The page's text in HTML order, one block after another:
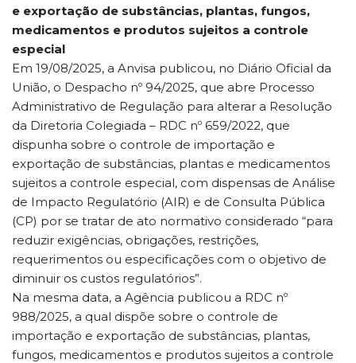
e exportação de substâncias, plantas, fungos,
medicamentos e produtos sujeitos a controle
especial
Em 19/08/2025, a Anvisa publicou, no Diário Oficial da
União, o Despacho nº 94/2025, que abre Processo
Administrativo de Regulação para alterar a Resolução
da Diretoria Colegiada – RDC nº 659/2022, que
dispunha sobre o controle de importação e
exportação de substâncias, plantas e medicamentos
sujeitos a controle especial, com dispensas de Análise
de Impacto Regulatório (AIR) e de Consulta Pública
(CP) por se tratar de ato normativo considerado “para
reduzir exigências, obrigações, restrições,
requerimentos ou especificações com o objetivo de
diminuir os custos regulatórios”.
Na mesma data, a Agência publicou a RDC nº
988/2025, a qual dispõe sobre o controle de
importação e exportação de substâncias, plantas,
fungos, medicamentos e produtos sujeitos a controle